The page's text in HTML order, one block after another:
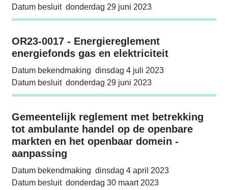
Datum besluit donderdag 29 juni 2023
OR23-0017 - Energiereglement
OR23-0017 - Energiereglement
energiefonds gas en elektriciteit
Datum bekendmaking dinsdag 4 juli 2023
Datum besluit donderdag 29 juni 2023
Gemeentelijk reglement met betrekking tot
Gemeentelijk reglement met betrekking
tot ambulante handel op de openbare
markten en het openbaar domein -
aanpassing
Datum bekendmaking dinsdag 4 april 2023
Datum besluit donderdag 30 maart 2023